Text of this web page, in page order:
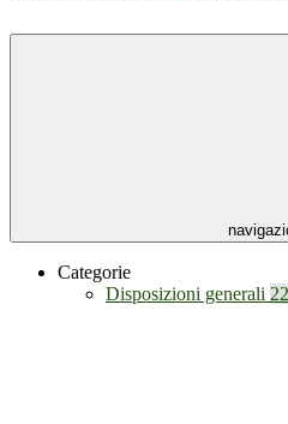
Categorie
Disposizioni generali